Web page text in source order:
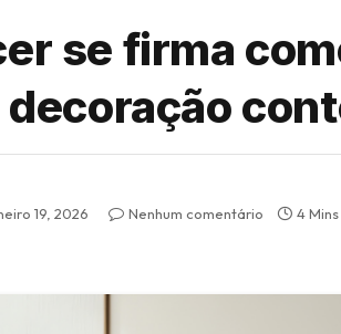
se firma
19, 2026 Nenhum comentário 4